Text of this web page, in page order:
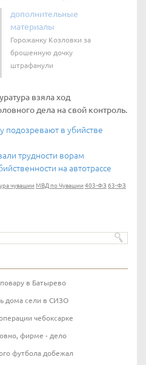
дополнительные
материалы
Горожанку Козловки за
брошенную дочку
штрафанули
взяла ход
дела на свой контроль.
в убийстве
трудности ворам
на автотрассе
чувашии МВД по Чувашии 403-ФЗ 63-ФЗ
в Батырево
дома сели в СИЗО
чебоксарке
фирме - дело
футбола добежал